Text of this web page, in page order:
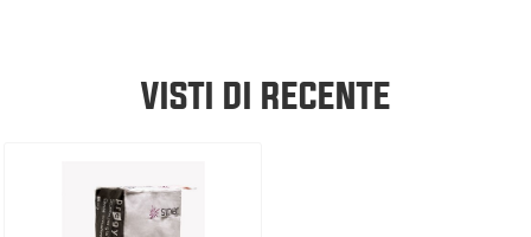
VISTI DI RECENTE